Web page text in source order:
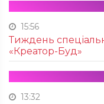
15:56
Тиждень
«Креатор-Буд»
13:32